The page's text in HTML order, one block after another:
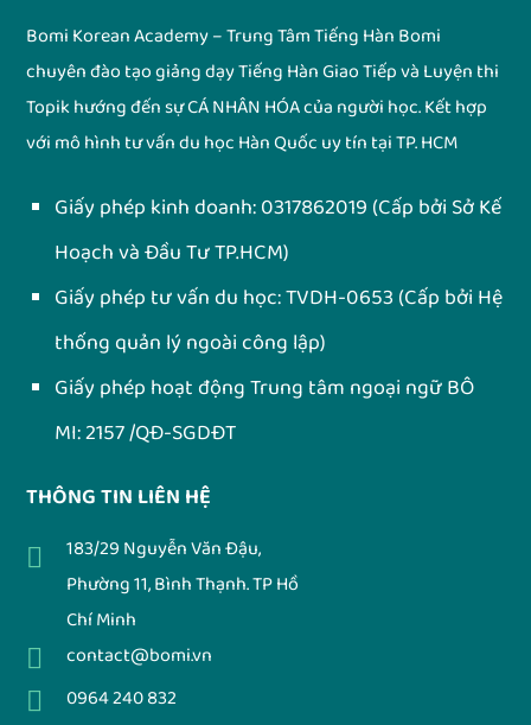
Bomi Korean Academy – Trung Tâm Tiếng Hàn Bomi
chuyên đào tạo giảng dạy Tiếng Hàn Giao Tiếp và Luyện thi
Topik hướng đến sự CÁ NHÂN HÓA của người học. Kết hợp
với mô hình tư vấn du học Hàn Quốc uy tín tại TP. HCM
Giấy phép kinh doanh:0317862019 (Cấp bởi Sở Kế
Hoạch và Đầu Tư TP.HCM)
Giấy phép tư vấn du học:TVDH-0653 (Cấp bởi Hệ
thống quản lý ngoài công lập)
Giấy phép hoạt động Trung tâm ngoại ngữ BÔ
MI: 2157 /QĐ-SGDĐT
THÔNG TIN LIÊN HỆ
183/29 Nguyễn Văn Đậu,
Phường 11, Bình Thạnh. TP Hồ
Chí Minh
contact@bomi.vn
0964 240 832